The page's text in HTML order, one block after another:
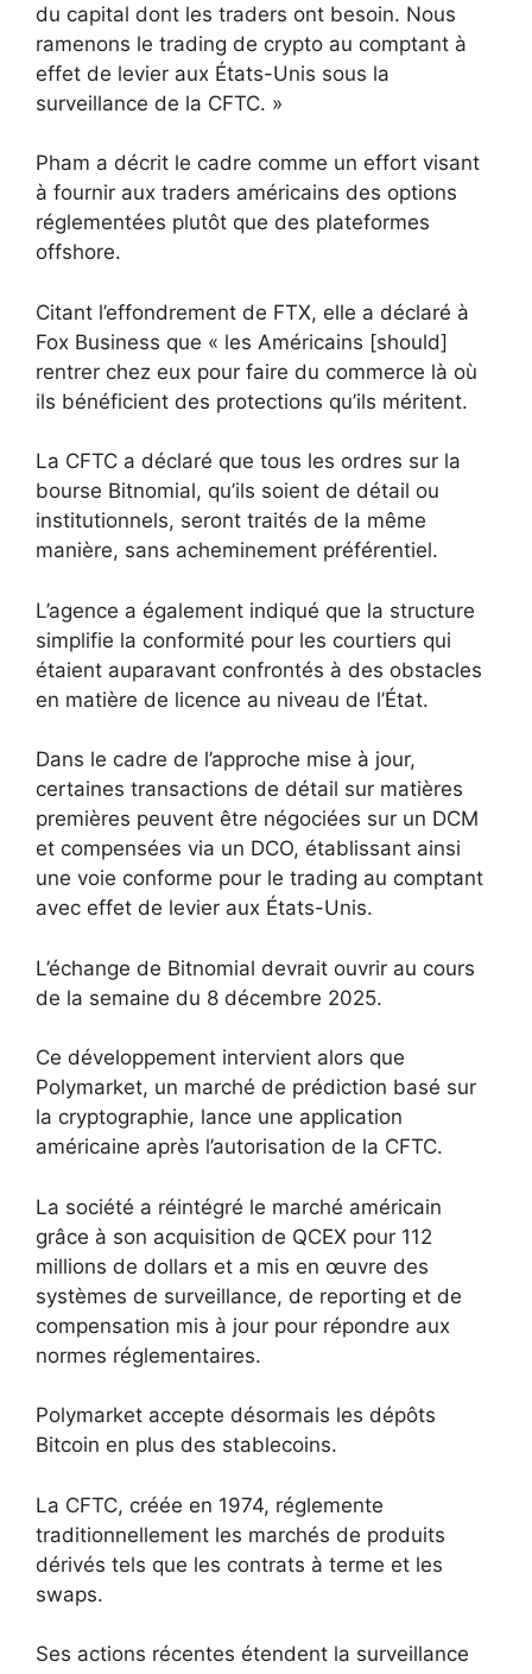
du capital dont les traders ont besoin. Nous
ramenons le trading de crypto au comptant à
effet de levier aux États-Unis sous la
surveillance de la CFTC. »
Pham a décrit le cadre comme un effort visant
à fournir aux traders américains des options
réglementées plutôt que des plateformes
offshore.
Citant l’effondrement de FTX, elle a déclaré à
Fox Business que « les Américains [should]
rentrer chez eux pour faire du commerce là où
ils bénéficient des protections qu’ils méritent.
La CFTC a déclaré que tous les ordres sur la
bourse Bitnomial, qu’ils soient de détail ou
institutionnels, seront traités de la même
manière, sans acheminement préférentiel.
L’agence a également indiqué que la structure
simplifie la conformité pour les courtiers qui
étaient auparavant confrontés à des obstacles
en matière de licence au niveau de l’État.
Dans le cadre de l’approche mise à jour,
certaines transactions de détail sur matières
premières peuvent être négociées sur un DCM
et compensées via un DCO, établissant ainsi
une voie conforme pour le trading au comptant
avec effet de levier aux États-Unis.
L’échange de Bitnomial devrait ouvrir au cours
de la semaine du 8 décembre 2025.
Ce développement intervient alors que
Polymarket, un marché de prédiction basé sur
la cryptographie, lance une application
américaine après l’autorisation de la CFTC.
La société a réintégré le marché américain
grâce à son acquisition de QCEX pour 112
millions de dollars et a mis en œuvre des
systèmes de surveillance, de reporting et de
compensation mis à jour pour répondre aux
normes réglementaires.
Polymarket accepte désormais les dépôts
Bitcoin en plus des stablecoins.
La CFTC, créée en 1974, réglemente
traditionnellement les marchés de produits
dérivés tels que les contrats à terme et les
swaps.
Ses actions récentes étendent la surveillance